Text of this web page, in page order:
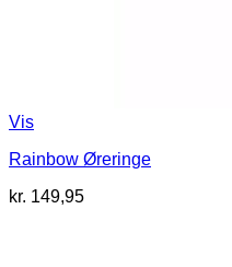
Vis
Rainbow Øreringe
kr. 149,95